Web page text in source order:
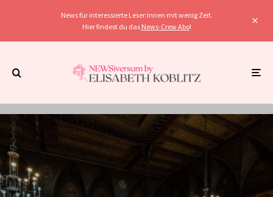
News für interessierte Leser:innen mit wenig Zeit.
Hier findest du das News-Crew Abo!